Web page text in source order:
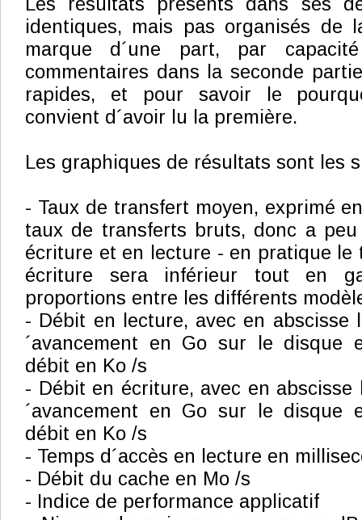
identiques, mais pas organisés de
marque d´une part, par
commentaires dans la seconde
rapides, et pour savoir le
convient d´avoir lu la première.
Les graphiques de résultats sont les
- Taux de transfert moyen, exprimé
taux de transferts bruts, donc a
écriture et en lecture - en pratique le
écriture sera inférieur tout en
proportions entre les différents
- Débit en lecture, avec en abscisse
´avancement en Go sur le disque
débit en Ko /s
- Débit en écriture, avec en
´avancement en Go sur le disque
débit en Ko /s
- Temps d´accès en lecture en
- Débit du cache en Mo /s
- Indice de performance applicatif